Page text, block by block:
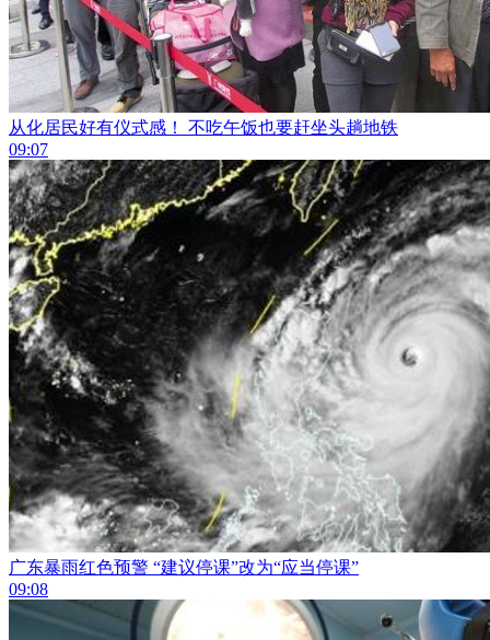
从化居民好有仪式感！ 不吃午饭也要赶坐头趟地铁
09:07
广东暴雨红色预警 “建议停课”改为“应当停课”
09:08